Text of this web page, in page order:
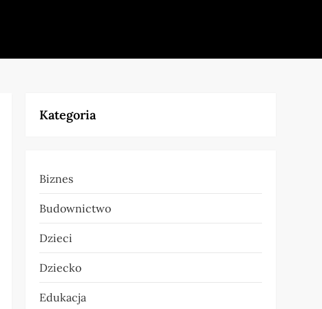
Kategoria
Biznes
Budownictwo
Dzieci
Dziecko
Edukacja